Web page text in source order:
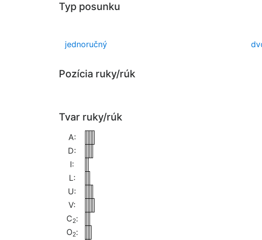
Typ posunku
jednoručný
Pozícia ruky/rúk
Tvar ruky/rúk
A:
D:
I:
L:
U:
V:
C2:
O2: